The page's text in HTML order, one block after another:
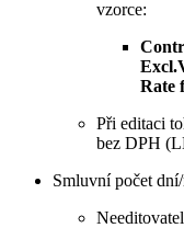
vzorce:
Rate
Při editaci
bez DPH
Smluvní počet